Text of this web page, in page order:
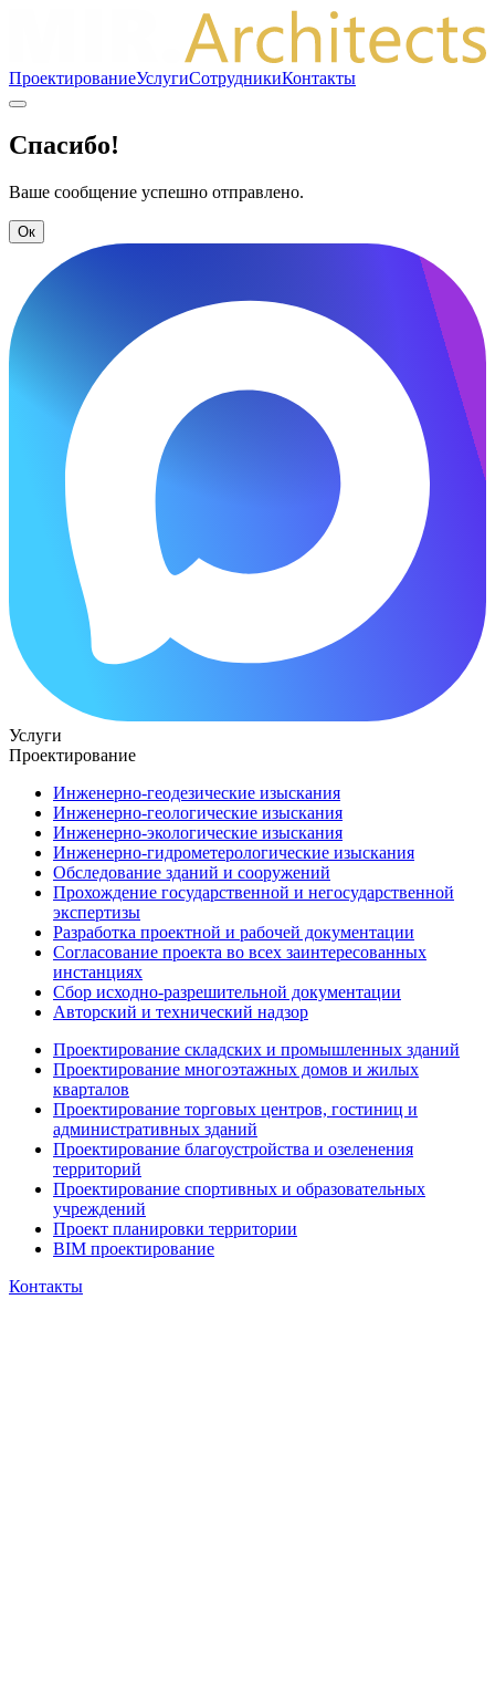
ПроектированиеУслугиСотрудникиКонтакты
Спасибо!
Ваше сообщение успешно отправлено.
Ок
Услуги
Проектирование
Инженерно-геодезические изыскания
Инженерно-геологические изыскания
Инженерно-экологические изыскания
Инженерно-гидрометерологические изыскания
Обследование зданий и сооружений
Прохождение государственной и негосударственной
экспертизы
Разработка проектной и рабочей документации
Согласование проекта во всех заинтересованных
инстанциях
Сбор исходно-разрешительной документации
Авторский и технический надзор
Проектирование складских и промышленных зданий
Проектирование многоэтажных домов и жилых
кварталов
Проектирование торговых центров, гостиниц и
административных зданий
Проектирование благоустройства и озеленения
территорий
Проектирование спортивных и образовательных
учреждений
Проект планировки территории
BIM проектирование
Контакты